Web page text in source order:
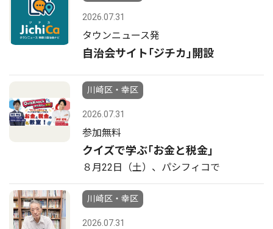
2026.07.31
タウンニュース発
自治会サイト｢ジチカ｣開設
川崎区・幸区
2026.07.31
参加無料
クイズで学ぶ｢お金と税金｣
８月22日（土）、パシフィコで
川崎区・幸区
2026.07.31